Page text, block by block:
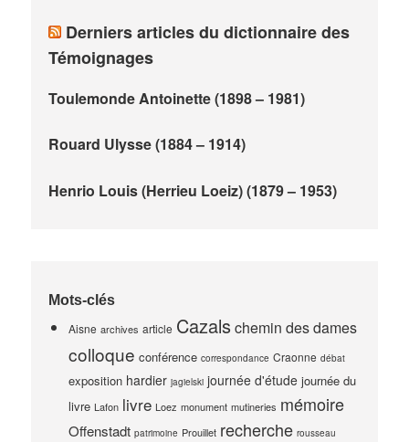
Derniers articles du dictionnaire des
Témoignages
Toulemonde Antoinette (1898 – 1981)
Rouard Ulysse (1884 – 1914)
Henrio Louis (Herrieu Loeiz) (1879 – 1953)
Mots-clés
Aisne archives article Cazals chemin des dames
colloque conférence correspondance Craonne débat
exposition hardier jagielski journée d'étude journée du
livre Lafon livre Loez monument mutineries mémoire
Offenstadt patrimoine Prouillet recherche rousseau